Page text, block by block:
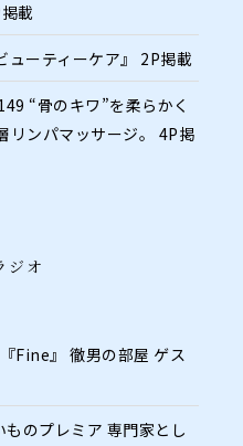
載
ーティーケア』 2P掲載
“骨のキワ”を柔らかく
リンパマッサージ。 4P掲
ジオ
Fine』 徹男の部屋 ゲス
のプレミア 専門家とし